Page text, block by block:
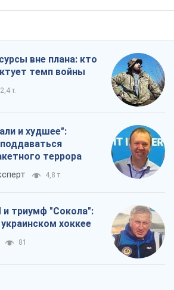
вне плана: кто
темп войны
2,4 т.
и худшее":
террора
4,8 т.
триумф "Сокола":
хоккее
81